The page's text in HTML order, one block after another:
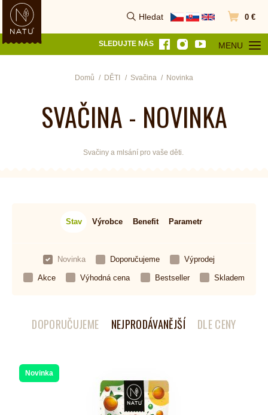
Hledat
Vyhledat Přejít do
0 €
SLEDUJTE NÁS MENU
OTEVŘÍT
Domů DĚTI Svačina Novinka
SVAČINA - NOVINKA
Svačiny a mlsání pro vaše děti.
Stav Výrobce Benefit Parametr
Novinka Doporučujeme Výprodej
Akce Výhodná cena Bestseller Skladem
DOPORUČUJEME NEJPRODÁVANĚJŠÍ DLE CENY
Novinka